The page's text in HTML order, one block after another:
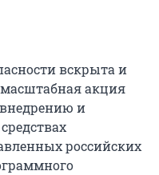
вскрыта и
акция
и
российских